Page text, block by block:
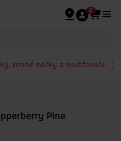
0
vonné svíčky a osvěžovače
Pine